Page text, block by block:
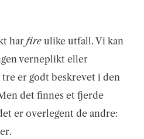
harfire ulike utfall. Vi kan
verneplikt eller
er godt beskrevet i den
det finnes et fjerde
er overlegent de andre: